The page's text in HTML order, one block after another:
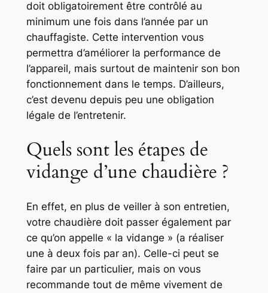
doit obligatoirement être contrôlé au
minimum une fois dans l’année par un
chauffagiste. Cette intervention vous
permettra d’améliorer la performance de
l’appareil, mais surtout de maintenir son bon
fonctionnement dans le temps. D’ailleurs,
c’est devenu depuis peu une obligation
légale de l’entretenir.
Quels sont les étapes de
vidange d’une chaudière ?
En effet, en plus de veiller à son entretien,
votre chaudière doit passer également par
ce qu’on appelle « la vidange » (a réaliser
une à deux fois par an). Celle-ci peut se
faire par un particulier, mais on vous
recommande tout de même vivement de